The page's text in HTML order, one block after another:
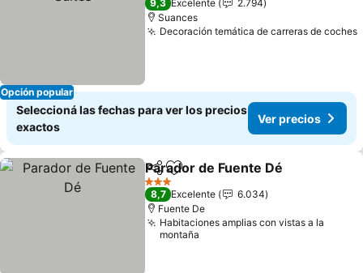
Opción popular
9,3 Excelente
2.794
Suances
Decoración temática de carreras de coches
Seleccioná las fechas para ver los precios
exactos
Ver precios
CompartirAñadir a favoritos
Parador de Fuente Dé
3 Estrellas
8,7 Excelente
6.034
Fuente De
Habitaciones amplias con vistas a la
montaña